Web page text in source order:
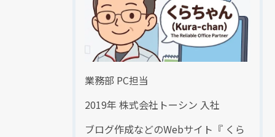
業務部 PC担当
2019年 株式会社トーシン 入社
ブログ作成などのWebサイト『 くら